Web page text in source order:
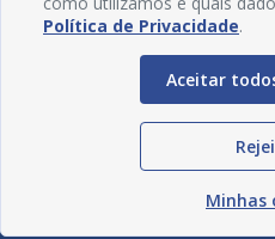
Redes
Política de Privacidade.
Aceitar
Minhas